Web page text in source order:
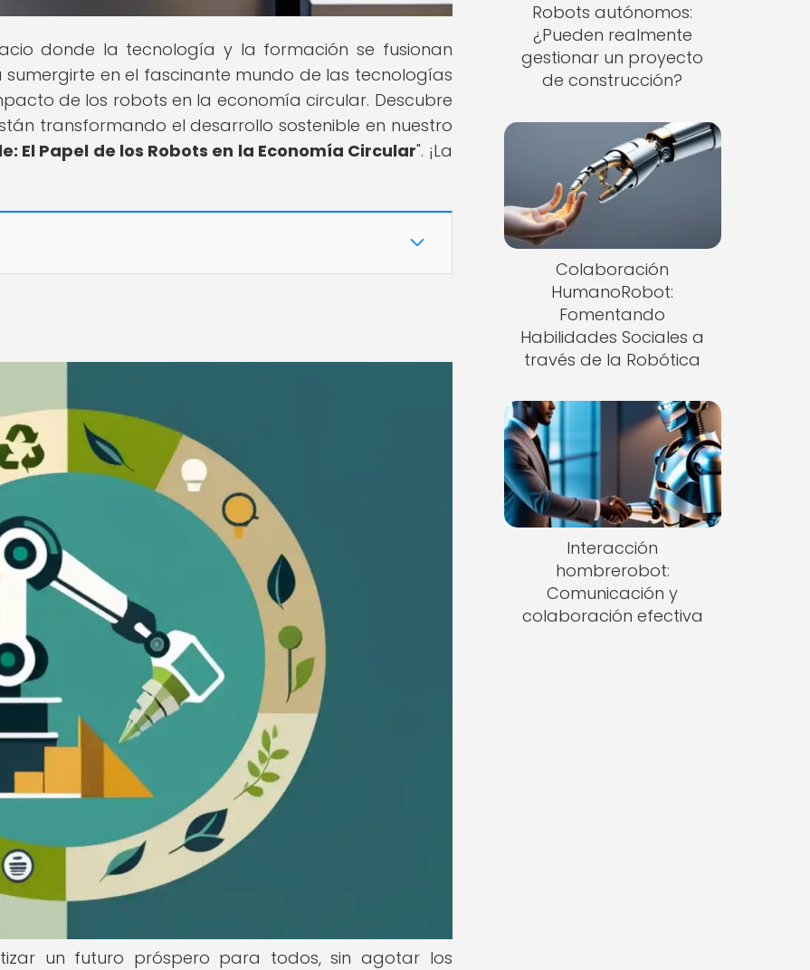
donde la tecnología y la formación se fusionan
en el fascinante mundo de las tecnologías
de los robots en la economía circular. Descubre
transformando el desarrollo sostenible en nuestro
El Papel de los Robots en la Economía Circular". ¡La
un futuro próspero para todos, sin agotar los
Robots autónomos:
¿Pueden realmente
gestionar un proyecto
de construcción?
Colaboración
HumanoRobot:
Fomentando
Habilidades Sociales a
través de la Robótica
Interacción
hombrerobot:
Comunicación y
colaboración efectiva